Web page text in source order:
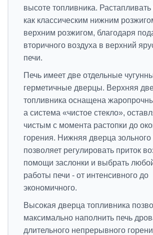
высоте топливника.
как классическим нижним
верхним розжигом, благодаря
вторичного воздуха в верхний
печи.
Печь имеет две отдельные
герметичные дверцы. Верхняя
топливника оснащена
а система «чистое стекло»,
чистым с момента растопки до
горения. Нижняя дверца
позволяет регулировать приток
помощи заслонки и выбрать
работы печи - от интенсивного до
экономичного.
Высокая дверца топливника
максимально наполнить печь
длительного непрерывного